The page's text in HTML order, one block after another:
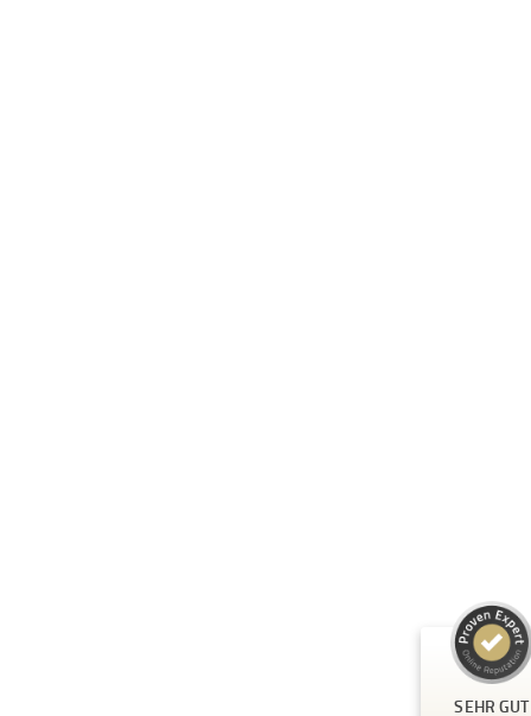
SEHR GUT
24